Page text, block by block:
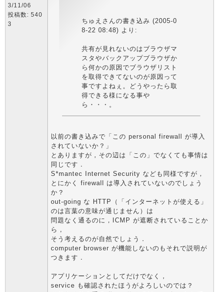
3/11/06
投稿数: 540
3
ちゅえさんの書き込み (2005-0
8-22 08:48) より:
共有が見れないのはブラウザマ
スタやバックアップブラウザか
ら何かの原因でブラウザリスト
を取得できてないのが原因って
事ですよねぇ。どうやったら取
得できる様になる事や
ら・・・。
以前の書き込みで「この personal firewall が導入
されていないか？」
とありますが，その辺は「この」でなくても事情は
同じです．
S*mantec Internet Security なども同様ですが，
とにかく firewall は導入されていないのでしょう
か？
out-going な HTTP（「インターネットが使える」
のは言葉の意味が通じません）は
問題なく通るのに，ICMP が遮断されていることか
ら，
そう考えるのが自然でしょう．
computer browser が機能しないのもそれで説明が
つきます．
アプリケーションとしてだけでなく，
service も確認されたほうがよろしいのでは？